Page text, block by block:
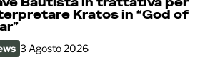
Kratos in “God of
3 Agosto 2026